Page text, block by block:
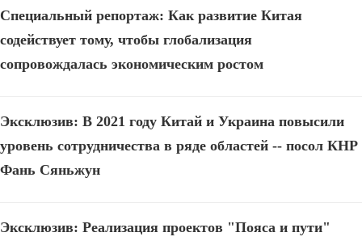
Специальный репортаж: Как развитие Китая
содействует тому, чтобы глобализация
сопровождалась экономическим ростом
Эксклюзив: В 2021 году Китай и Украина повысили
уровень сотрудничества в ряде областей -- посол КНР
Фань Сяньжун
Эксклюзив: Реализация проектов "Пояса и пути"